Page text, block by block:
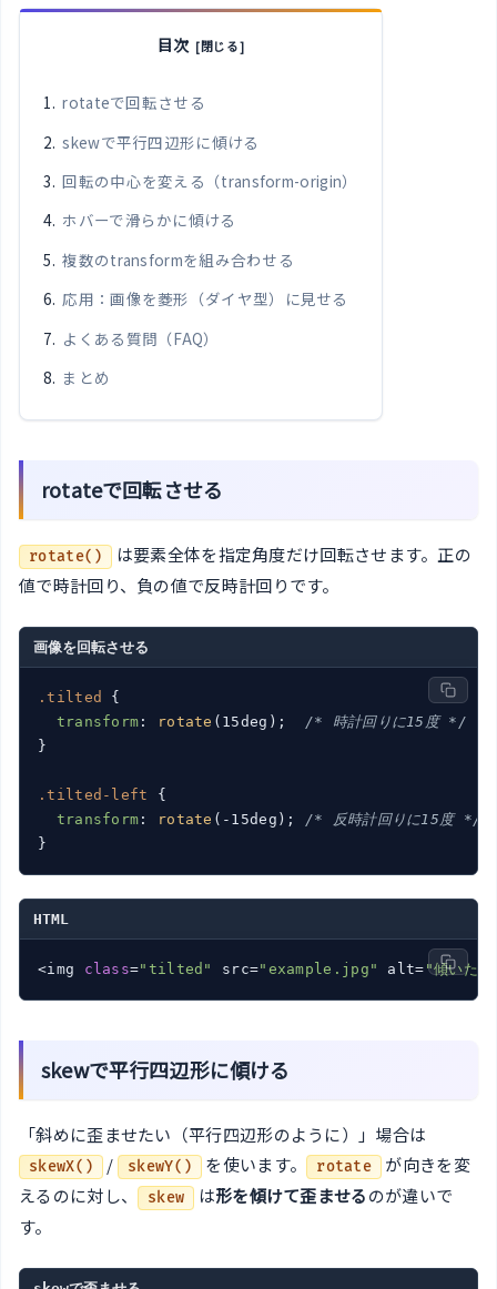
目次
rotateで回転させる
skewで平行四辺形に傾ける
回転の中心を変える（transform-origin）
ホバーで滑らかに傾ける
複数のtransformを組み合わせる
応用：画像を菱形（ダイヤ型）に見せる
よくある質問（FAQ）
まとめ
rotateで回転させる
rotate()
は要素全体を指定角度だけ回転させます。正の
値で時計回り、負の値で反時計回りです。
画像を回転させる
.tilted
{
transform : rotate (15deg); /* 時計回りに15度 */
}
.tilted-left
{
transform : rotate (-15deg); /* 反時計回りに15度 */
HTML
<img class="tilted" src="example.jpg" alt= "傾いた
skewで平行四辺形に傾ける
「斜めに歪ませたい（平行四辺形のように）」場合は
skewX() / skewY() を使います。 rotate
が向きを変
えるのに対し、
skew は形を傾けて歪ませるのが違いで
す。